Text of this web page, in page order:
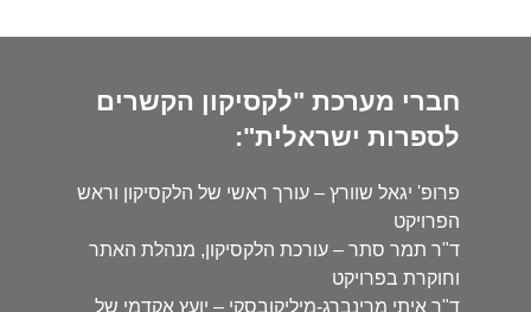
חברי מערכת "לקסיקון הקשרים
לספרות ישראלית":
פרופ' יגאל שוורץ – עורך ראשי של הלקסיקון וראש
הפרויקט
ד"ר תמר סתר – עורכת הלקסיקון, מנהלת האתר
וחוקרת בפרויקט
ד"ר איתי מרינברג-מיליקובסקי – יועץ אקדמי של